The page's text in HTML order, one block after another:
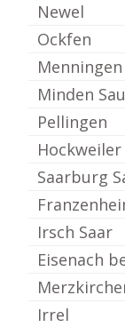
Newel
Ockfen
Minden
Pellingen
Hockweiler
Saarburg
Irsch Saar
Eisenach
Irrel